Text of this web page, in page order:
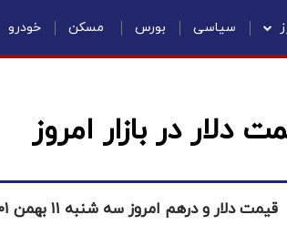
سیاسی بورس مسکن خودرو
دلار در بازار امروز
قیمت دلار و درهم امروز سه شنبه ۱۱ بهمن ۱۴۰۱